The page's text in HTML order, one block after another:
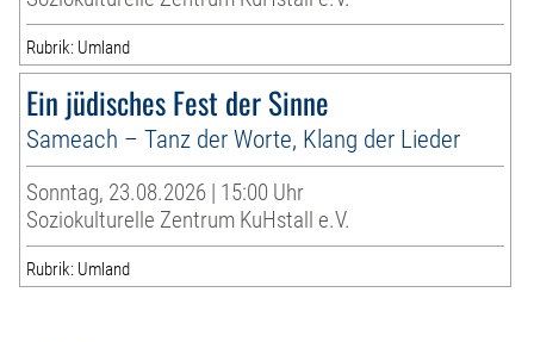
Rubrik: Umland
Ein jüdisches Fest der Sinne
Sameach – Tanz der Worte, Klang der Lieder
Sonntag, 23.08.2026 | 15:00 Uhr
Soziokulturelle Zentrum KuHstall e.V.
Rubrik: Umland